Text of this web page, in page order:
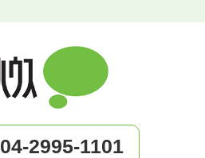
04-2995-1101